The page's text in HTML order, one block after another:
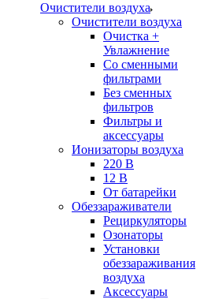
Очистители воздуха
Очистители воздуха
Очистка +
Увлажнение
Cо сменными
фильтрами
Без сменных
фильтров
Фильтры и
аксессуары
Ионизаторы воздуха
220 В
12 В
От батарейки
Обеззараживатели
Рециркуляторы
Озонаторы
Установки
обеззараживания
воздуха
Аксессуары